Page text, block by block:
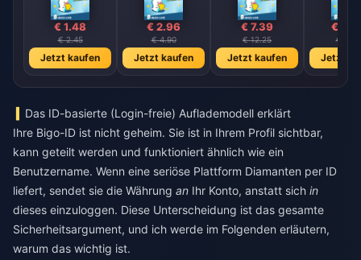
€ 1.48
€ 2.45
Jetzt kaufen
€ 2.96
€ 4.90
Jetzt kaufen
€ 7.39
€ 12.25
Jetzt kaufen
€
€
Jetzt
Das ID-basierte (Login-freie) Auflademodell erklärt
Ihre Bigo-ID ist nicht geheim. Sie ist in Ihrem Profil sichtbar,
kann geteilt werden und funktioniert ähnlich wie ein
Benutzername. Wenn eine seriöse Plattform Diamanten per ID
liefert, sendet sie die Währung an Ihr Konto, anstatt sich in
dieses einzuloggen. Diese Unterscheidung ist das gesamte
Sicherheitsargument, und ich werde im Folgenden erläutern,
warum das wichtig ist.